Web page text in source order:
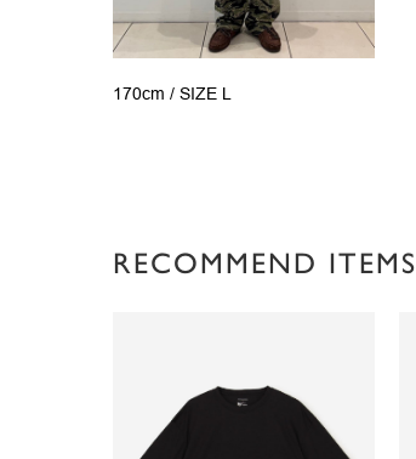
170cm / SIZE L
RECOMMEND ITEMS